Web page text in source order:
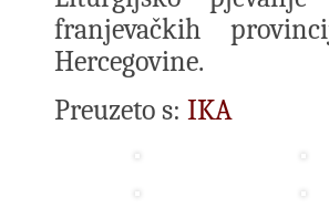
franjevačkih
Hercegovine.
Preuzeto s: IKA